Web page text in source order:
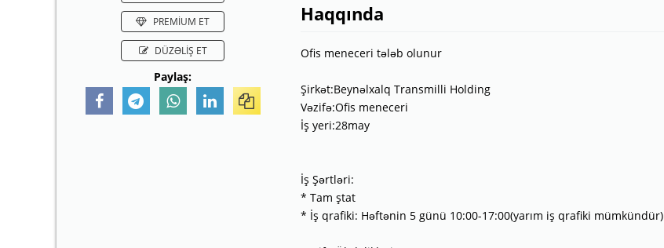
PREMİUM ET
DÜZƏLİŞ ET
Paylaş:
Haqqında
Ofis meneceri tələb olunur
Şirkət:Beynəlxalq Transmilli Holding
Vəzifə:Ofis meneceri
İş yeri:28may
İş Şərtləri:
* Tam ştat
* İş qrafiki: Həftənin 5 günü 10:00-17:00(yarım iş qrafiki mümkündür)